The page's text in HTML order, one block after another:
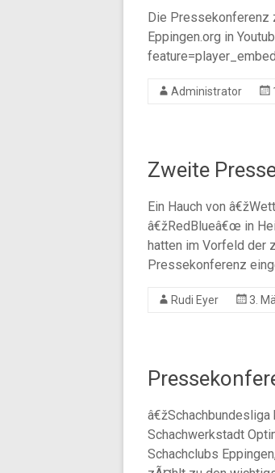
Die Pressekonferenz
Eppingen.org in
Administrator
Zweite
Ein Hauch von
â€žRedBlueâ€œ in
hatten im Vorfeld der
Pressekonferenz
Rudi Eyer 3.
Schachwerkstadt
Schachclubs